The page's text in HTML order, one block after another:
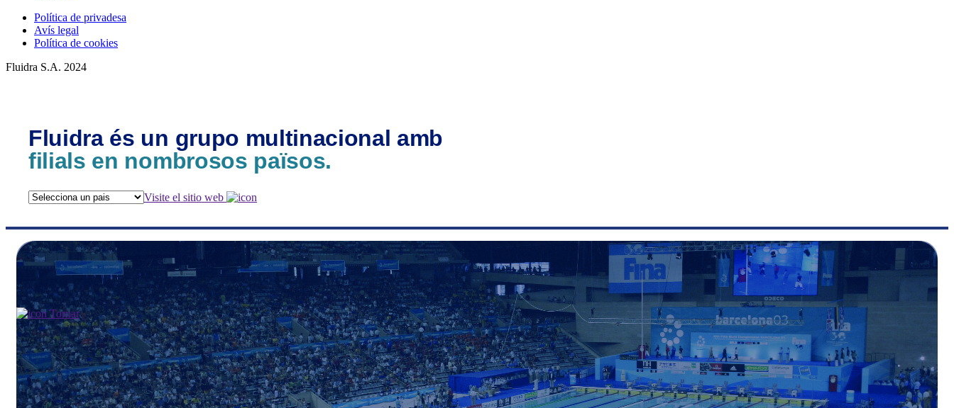
Política de privadesa
Avís legal
Política de cookies
Fluidra S.A. 2024
Fluidra és un grupo multinacional amb
filials en nombrosos països.
Visite el sitio web
Tornar